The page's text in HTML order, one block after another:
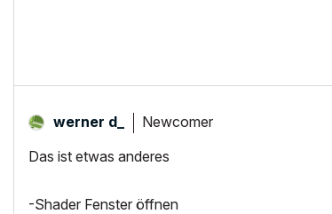
werner d_ Newcomer
Das ist etwas anderes
-Shader Fenster öffnen